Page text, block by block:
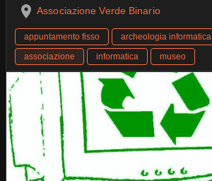
Associazione Verde Binario
appuntamento fisso archeologia informatica
associazione
informatica museo